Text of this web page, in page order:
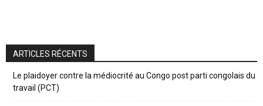
ARTICLES RÉCENTS
Le plaidoyer contre la médiocrité au Congo post parti congolais du
travail (PCT)